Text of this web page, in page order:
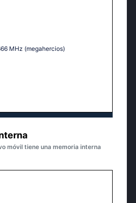
MHz (megahercios)
móvil tiene una memoria interna